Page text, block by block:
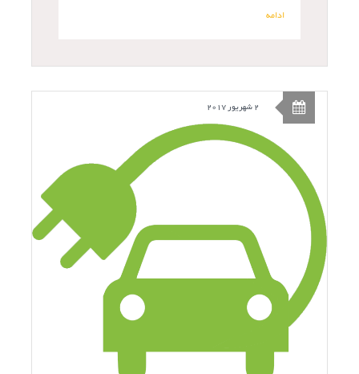
ادامه
2 شهریور 2017